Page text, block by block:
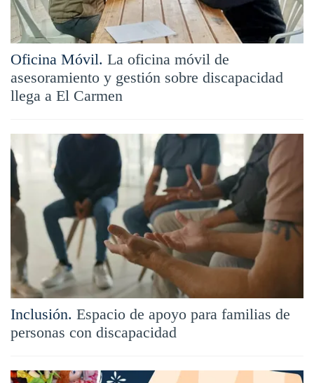
Oficina Móvil. La oficina móvil de
asesoramiento y gestión sobre discapacidad
llega a El Carmen
Inclusión. Espacio de apoyo para familias de
personas con discapacidad